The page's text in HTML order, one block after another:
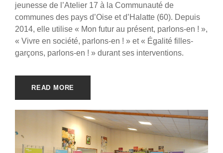
jeunesse de l’Atelier 17 à la Communauté de
communes des pays d’Oise et d’Halatte (60). Depuis
2014, elle utilise « Mon futur au présent, parlons-en ! »,
« Vivre en société, parlons-en ! » et « Égalité filles-
garçons, parlons-en ! » durant ses interventions.
READ MORE